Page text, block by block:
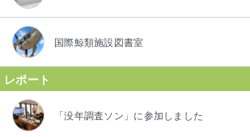
国際鯨類施設図書室
レポート
「没年調査ソン」に参加しました